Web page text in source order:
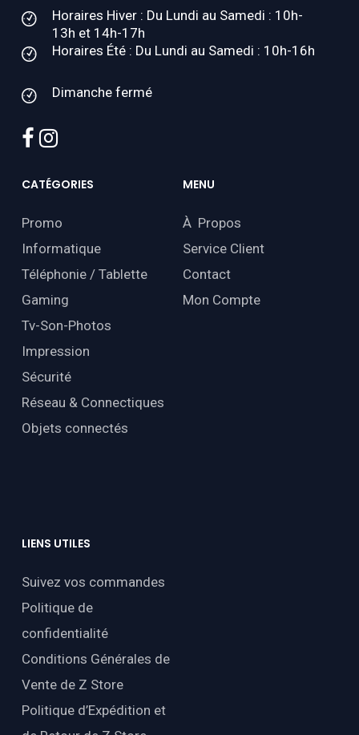
Horaires Hiver : Du Lundi au Samedi : 10h-
13h et 14h-17h
Horaires Été : Du Lundi au Samedi : 10h-16h
Dimanche fermé
facebook
instagram
CATÉGORIES
Promo
Informatique
Téléphonie / Tablette
Gaming
Tv-Son-Photos
Impression
Sécurité
Réseau & Connectiques
Objets connectés
MENU
À Propos
Service Client
Contact
Mon Compte
LIENS UTILES
Suivez vos commandes
Politique de
confidentialité
Conditions Générales de
Vente de Z Store
Politique d’Expédition et